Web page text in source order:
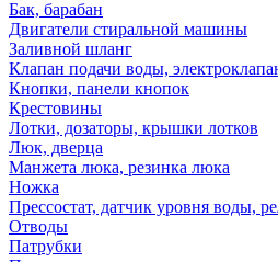
Бак, барабан
Двигатели стиральной машины
Заливной шланг
Клапан подачи воды,
Кнопки, панели кнопок
Крестовины
Лотки, дозаторы, крышки лотков
Люк, дверца
Манжета люка, резинка люка
Ножка
Прессостат, датчик уровня воды,
Отводы
Патрубки